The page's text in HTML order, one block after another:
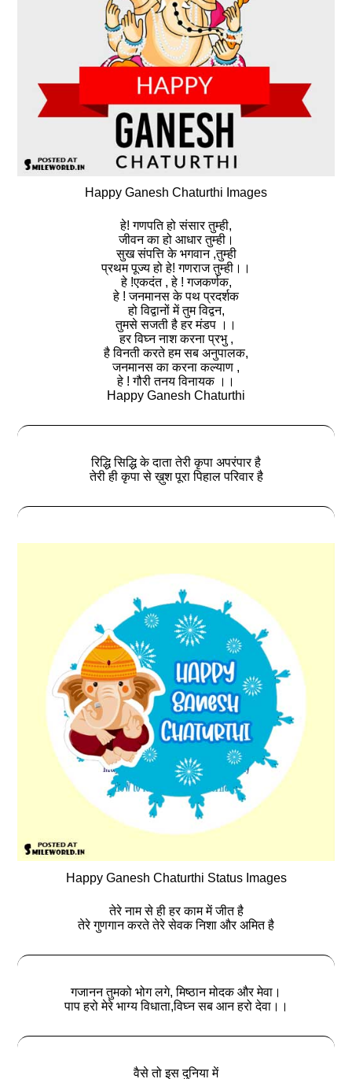
Happy Ganesh Chaturthi Images
हे! गणपति हो संसार तुम्ही,
जीवन का हो आधार तुम्ही।
सुख संपत्ति के भगवान ,तुम्ही
प्रथम पूज्य हो हे! गणराज तुम्ही।।
हे !एकदंत , हे ! गजकर्णक,
हे ! जनमानस के पथ प्रदर्शक
हो विद्वानों में तुम विद्वन,
तुमसे सजती है हर मंडप ।।
हर विघ्न नाश करना प्रभु ,
है विनती करते हम सब अनुपालक,
जनमानस का करना कल्याण ,
हे ! गौरी तनय विनायक ।।
Happy Ganesh Chaturthi
रिद्धि सिद्धि के दाता तेरी कृपा अपरंपार है
तेरी ही कृपा से ख़ुश पूरा पिहाल परिवार है
Happy Ganesh Chaturthi Status Images
तेरे नाम से ही हर काम में जीत है
तेरे गुणगान करते तेरे सेवक निशा और अमित है
गजानन तुमको भोग लगे, मिष्ठान मोदक और मेवा।
पाप हरो मेरे भाग्य विधाता,विघ्न सब आन हरो देवा।।
वैसे तो इस दुनिया में